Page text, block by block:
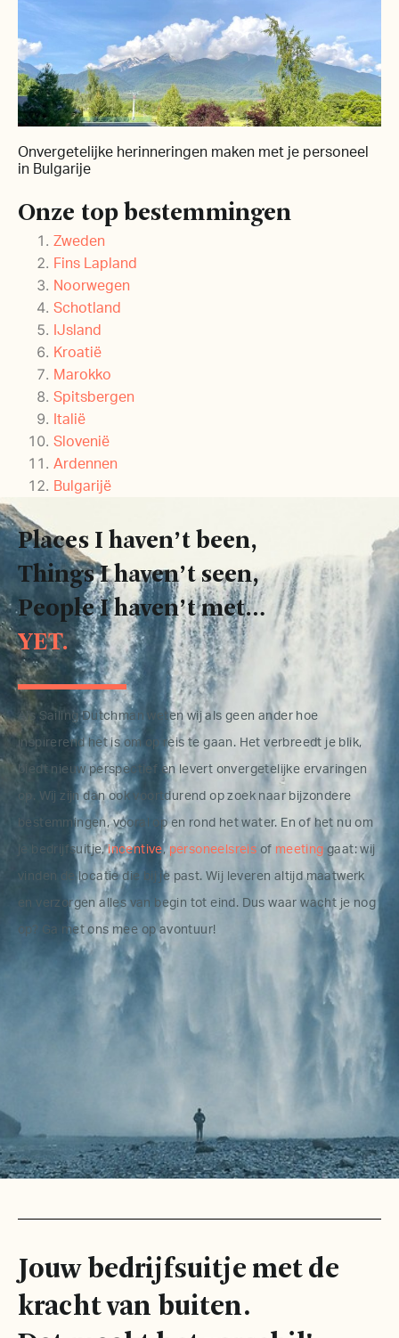
Onvergetelijke herinneringen maken met je personeel
in Bulgarije
Onze top bestemmingen
Zweden
Fins Lapland
Noorwegen
Schotland
IJsland
Kroatië
Marokko
Spitsbergen
Italië
Slovenië
Ardennen
Bulgarijë
Places I haven’t been,
Things I haven’t seen,
People I haven’t met…
YET.
Als Sailing Dutchman weten wij als geen ander hoe
inspirerend het is om op reis te gaan. Het verbreedt je blik,
biedt nieuw perspectief en levert onvergetelijke ervaringen
op. Wij zijn dan ook voortdurend op zoek naar bijzondere
bestemmingen, vooral op en rond het water. En of het nu om
je bedrijfsuitje,incentive,personeelsreis of meeting gaat: wij
vinden de locatie die bij je past. Wij leveren altijd maatwerk
en verzorgen alles van begin tot eind. Dus waar wacht je nog
op? Ga met ons mee op avontuur!
Jouw bedrijfsuitje met de
kracht van buiten.